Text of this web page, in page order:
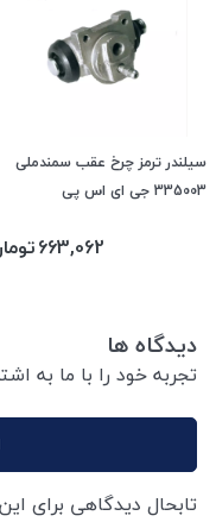
سیلندر ترمز چرخ عقب سمندملی
335003 جی ای اس پی
663,062
دیدگاه ها
تجربه خود را با ما به
تابحال دیدگاهی برای